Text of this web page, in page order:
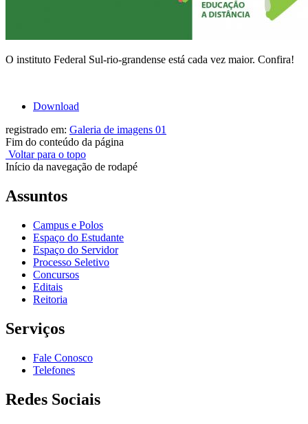
O instituto Federal Sul-rio-grandense está cada vez maior. Confira!
Download
registrado em: Galeria de imagens 01
Fim do conteúdo da página
Voltar para o topo
Início da navegação de rodapé
Assuntos
Campus e Polos
Espaço do Estudante
Espaço do Servidor
Processo Seletivo
Concursos
Editais
Reitoria
Serviços
Fale Conosco
Telefones
Redes Sociais